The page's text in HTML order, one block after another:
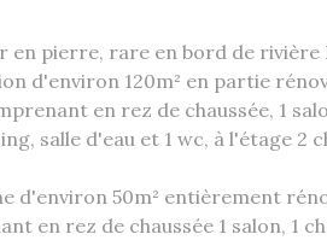
en pierre, rare en bord de rivière
d'environ 120m² en partie
en rez de chaussée, 1
salle d'eau et 1 wc, à l'étage 2
d'environ 50m² entièrement
en rez de chaussée 1 salon, 1